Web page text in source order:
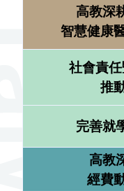
高教深
智慧健康
社會責
推
完善就
高教
經費